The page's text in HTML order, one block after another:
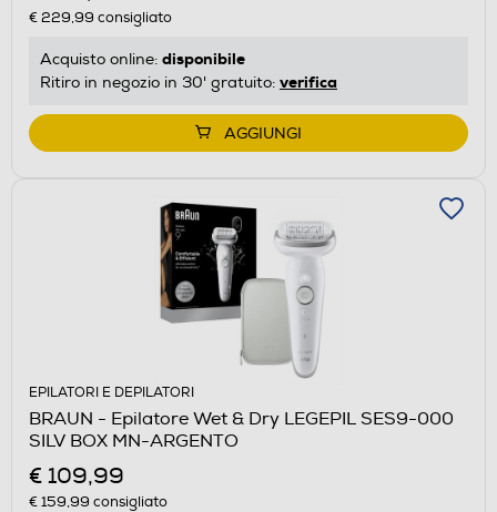
€ 229,99 consigliato
Acquisto online: disponibile
Ritiro in negozio in 30' gratuito: verifica
AGGIUNGI
EPILATORI E DEPILATORI
BRAUN - Epilatore Wet & Dry LEGEPIL SES9-000
SILV BOX MN-ARGENTO
€ 109,99
€ 159,99 consigliato